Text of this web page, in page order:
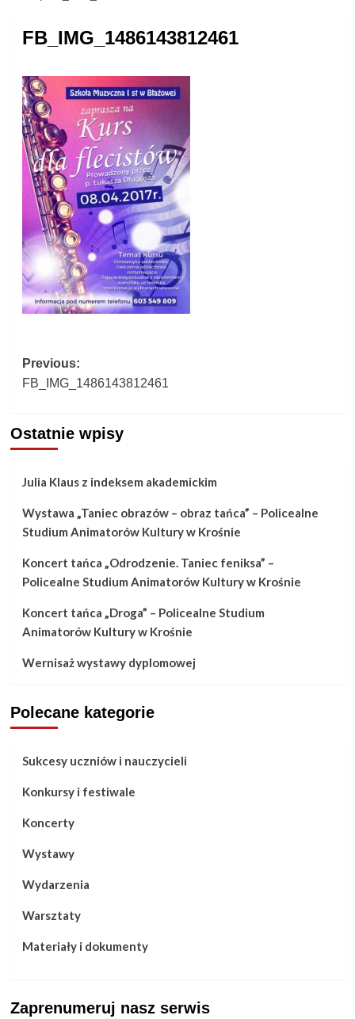
FB_IMG_1486143812461
Post
navigation
Previous:
FB_IMG_1486143812461
Ostatnie wpisy
Julia Klaus z indeksem akademickim
Wystawa „Taniec obrazów – obraz tańca” – Policealne
Studium Animatorów Kultury w Krośnie
Koncert tańca „Odrodzenie. Taniec feniksa” –
Policealne Studium Animatorów Kultury w Krośnie
Koncert tańca „Droga” – Policealne Studium
Animatorów Kultury w Krośnie
Wernisaż wystawy dyplomowej
Polecane kategorie
Sukcesy uczniów i nauczycieli
Konkursy i festiwale
Koncerty
Wystawy
Wydarzenia
Warsztaty
Materiały i dokumenty
Zaprenumeruj nasz serwis